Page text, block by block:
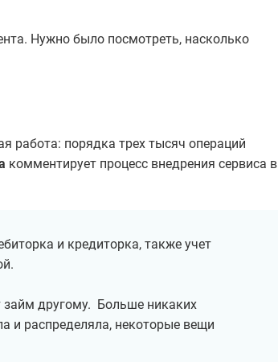
Нужно было посмотреть, насколько
работа: порядка трех тысяч операций
комментирует процесс внедрения сервиса в
и кредиторка, также учет
другому. Больше никаких
и распределяла, некоторые вещи